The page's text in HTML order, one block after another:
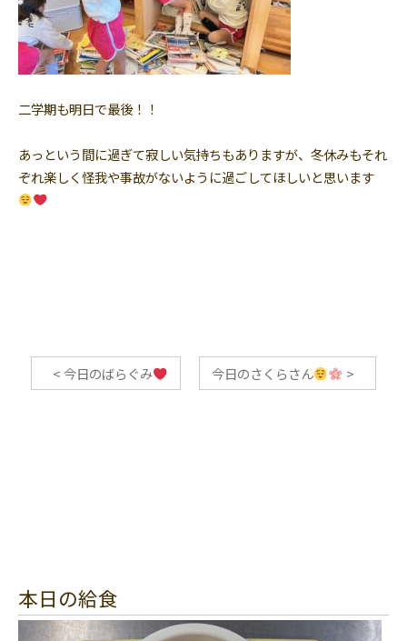
二学期も明日で最後！！
あっという間に過ぎて寂しい気持ちもありますが、冬休みもそれ
ぞれ楽しく怪我や事故がないように過ごしてほしいと思います
< 今日のばらぐみ 今日のさくらさん >
本日の給食